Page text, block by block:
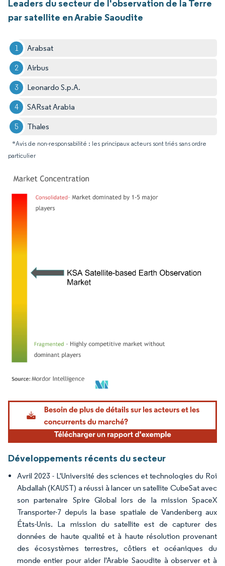
Leaders du secteur de l'observation de la Terre
par satellite en Arabie Saoudite
Arabsat
Airbus
Leonardo S.p.A.
SARsat Arabia
Thales
*Avis de non-responsabilité : les principaux acteurs sont triés sans ordre
particulier
Image © Mordor Intelligence. La réutilisation nécessite une attribution sous CC BY
Développements récents du secteur
Avril 2023 - L'Université des sciences et technologies du Roi
Abdallah (KAUST) a réussi à lancer un satellite CubeSat avec
son partenaire Spire Global lors de la mission SpaceX
Transporter-7 depuis la base spatiale de Vandenberg aux
États-Unis. La mission du satellite est de capturer des
données de haute qualité et à haute résolution provenant
des écosystèmes terrestres, côtiers et océaniques du
monde entier pour aider l'Arabie Saoudite à observer et à